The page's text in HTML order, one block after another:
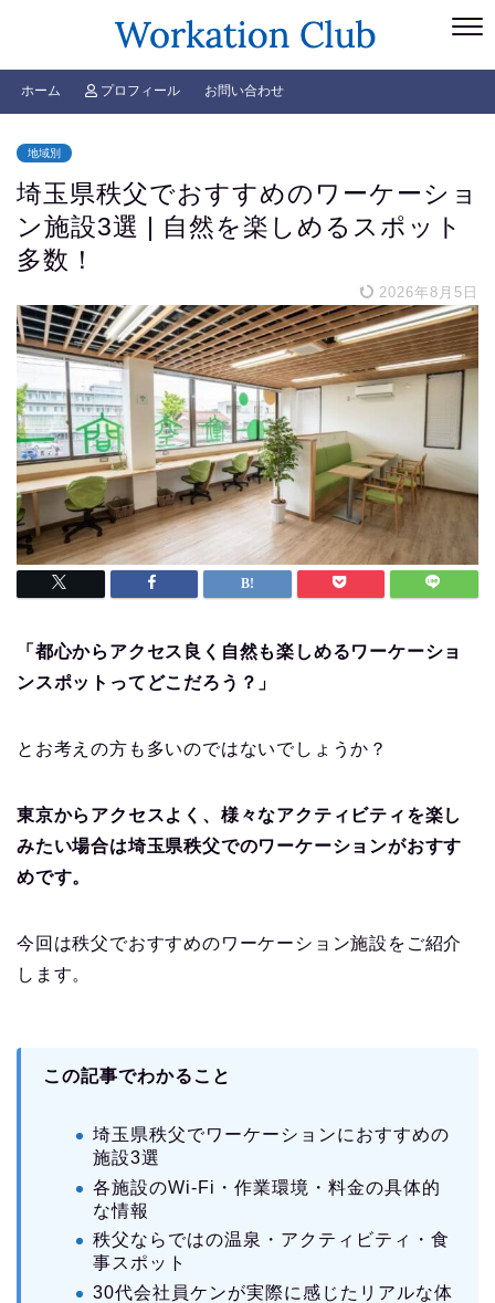
ホーム プロフィール お問い合わせ
地域別
埼玉県秩父でおすすめのワーケーショ
ン施設3選 | 自然を楽しめるスポット
多数！
2026年8月5日
「都心からアクセス良く自然も楽しめるワーケーショ
ンスポットってどこだろう？」
とお考えの方も多いのではないでしょうか？
東京からアクセスよく、様々なアクティビティを楽し
みたい場合は埼玉県秩父でのワーケーションがおすす
めです。
今回は秩父でおすすめのワーケーション施設をご紹介
します。
この記事でわかること
埼玉県秩父でワーケーションにおすすめの
施設3選
各施設のWi-Fi・作業環境・料金の具体的
な情報
秩父ならではの温泉・アクティビティ・食
事スポット
30代会社員ケンが実際に感じたリアルな体